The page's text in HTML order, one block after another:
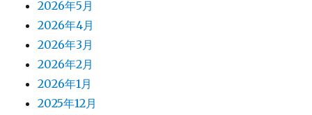
2026年5月
2026年4月
2026年3月
2026年2月
2026年1月
2025年12月